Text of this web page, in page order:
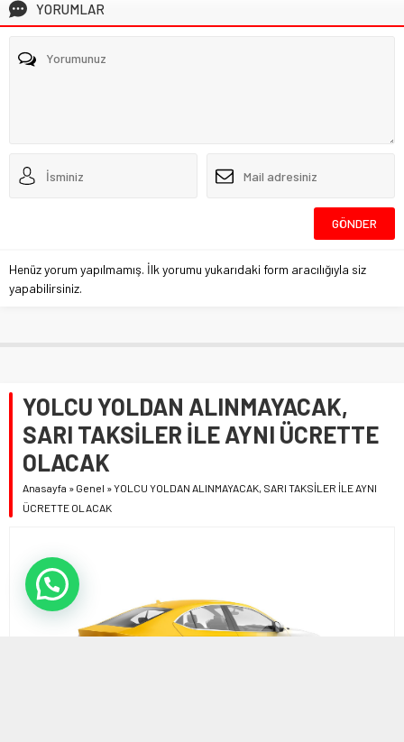
YORUMLAR
Henüz yorum yapılmamış. İlk yorumu yukarıdaki form aracılığıyla siz
yapabilirsiniz.
YOLCU YOLDAN ALINMAYACAK,
SARI TAKSİLER İLE AYNI ÜCRETTE
OLACAK
Anasayfa » Genel »YOLCU YOLDAN ALINMAYACAK, SARI TAKSİLER İLE AYNI
ÜCRETTE OLACAK